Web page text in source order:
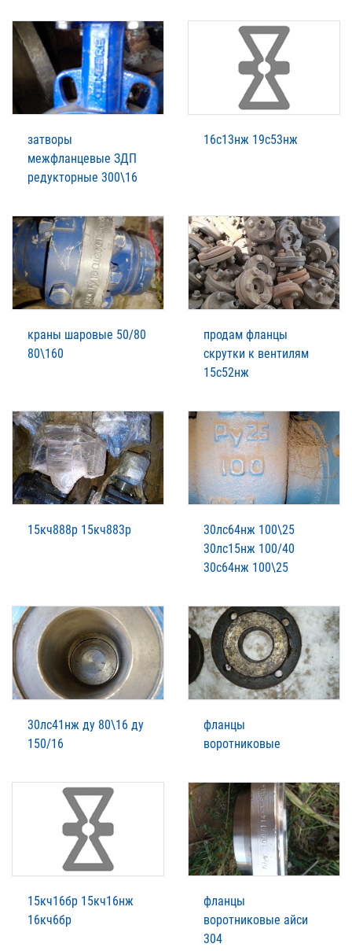
затворы
межфланцевые ЗДП
редукторные 300\16
16с13нж 19с53нж
краны шаровые 50/80
80\160
продам фланцы
скрутки к вентилям
15с52нж
15кч888р 15кч883р
30лс64нж 100\25
30лс15нж 100/40
30с64нж 100\25
30лс41нж ду 80\16 ду
150/16
фланцы
воротниковые
15кч16бр 15кч16нж
16кч6бр
фланцы
воротниковые айси
304